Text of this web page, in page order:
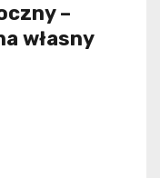
–
własny